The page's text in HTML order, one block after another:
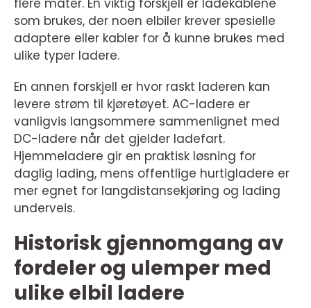
flere måter. En viktig forskjell er ladekablene
som brukes, der noen elbiler krever spesielle
adaptere eller kabler for å kunne brukes med
ulike typer ladere.
En annen forskjell er hvor raskt laderen kan
levere strøm til kjøretøyet. AC-ladere er
vanligvis langsommere sammenlignet med
DC-ladere når det gjelder ladefart.
Hjemmeladere gir en praktisk løsning for
daglig lading, mens offentlige hurtigladere er
mer egnet for langdistansekjøring og lading
underveis.
Historisk gjennomgang av
fordeler og ulemper med
ulike elbil ladere